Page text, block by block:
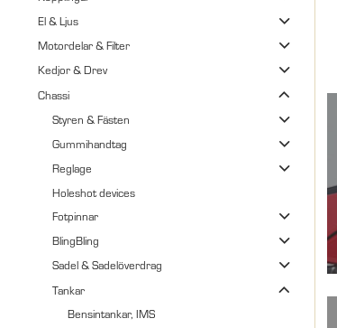
El & Ljus
Motordelar & Filter
Kedjor & Drev
Chassi
Styren & Fästen
Gummihandtag
Reglage
Holeshot devices
Fotpinnar
BlingBling
Sadel & Sadelöverdrag
Tankar
Bensintankar, IMS